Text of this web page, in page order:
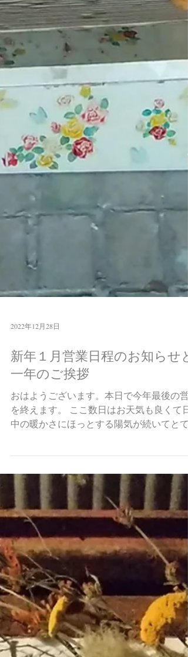
新年１月営業日程のお知らせと
一年のご挨拶
おはようございます。本日で今年最後の営
を終えます。 ここ数日はお天気も良くて日
ありがたや。 珍しくアトリエの大掃除も済
んだところ。ご予約も無いので残りの業務
して、本日仕事納めになります。...